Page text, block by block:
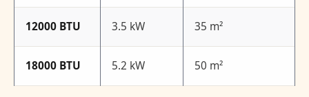
12000 BTU 3.5 kW 35 m²
18000 BTU 5.2 kW 50 m²